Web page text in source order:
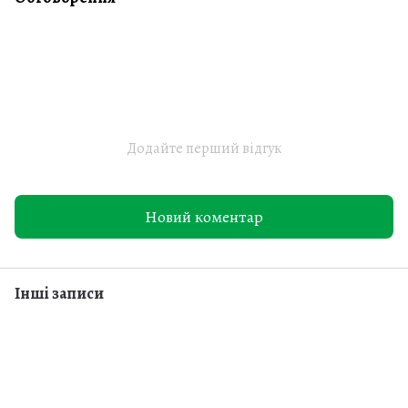
Додайте перший відгук
Новий коментар
Інші записи